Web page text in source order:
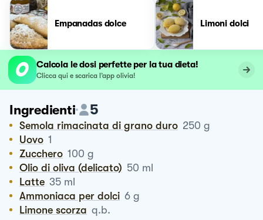
Empanadas dolce Limoni dolci
Calcola le dosi perfette per la tua dieta!
Clicca qui e scarica l’app olivia!
Ingredienti 5
Semola rimacinata di grano duro 250 g
Uovo 1
Zucchero 100 g
Olio di oliva (delicato) 50 ml
Latte 35 ml
Ammoniaca per dolci 6 g
Limone scorza q.b.